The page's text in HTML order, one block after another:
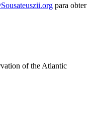
para obter
of the Atlantic